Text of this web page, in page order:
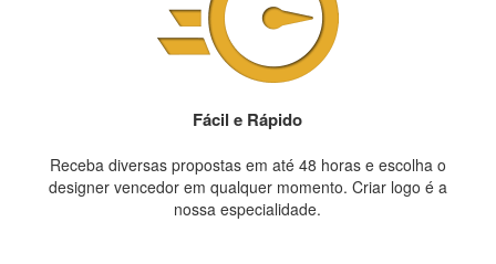
Fácil e Rápido
Receba diversas propostas em até 48 horas e escolha o
designer vencedor em qualquer momento. Criar logo é a
nossa especialidade.